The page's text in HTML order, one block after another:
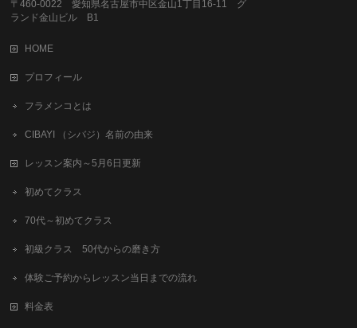
〒460-0022 愛知県名古屋市中区金山1丁目16-11 グ
ランド金山ビル B1
HOME
プロフィール
フラメンコとは
CIBAYI （シバジ）名前の由来
レッスン案内～5月6日更新
初めてクラス
70代～初めてクラス
初級クラス 50代からの磨き方
体験ご予約からレッスン当日までの流れ
料金表